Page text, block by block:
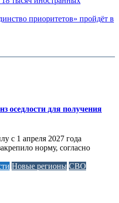
приоритетов» пройдёт в
оседлости для получения
с 1 апреля 2027 года
норму, согласно
Новые регионы СВО